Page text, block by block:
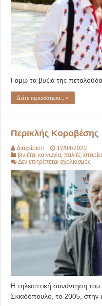
Γαμώ τα βυζιά της
Δείτε περισσότερα... »
Περικλής Κοροβέσης
Διαχείριση
12/04/2020
βινιέτα,κοινωνία,παλιές
Δεν επιτρέπεται σχολιασμός
Η τηλεοπτική συνάντηση
Σκιαδόπουλο, το 2005, στην